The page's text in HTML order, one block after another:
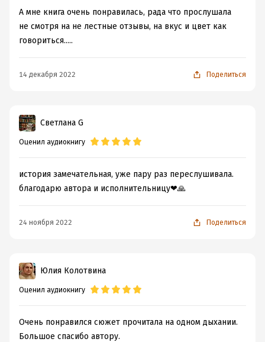
А мне книга очень понравилась, рада что прослушала
не смотря на не лестные отзывы, на вкус и цвет как
говориться.....
14 декабря 2022 Поделиться
Светлана G
Оценил аудиокнигу
история замечательная, уже пару раз переслушивала.
благодарю автора и исполнительницу❤🙏
24 ноября 2022 Поделиться
Юлия Колотвина
Оценил аудиокнигу
Очень понравился сюжет прочитала на одном дыхании.
Большое спасибо автору.